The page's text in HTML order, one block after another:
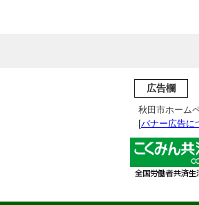
広告欄
秋田市ホーム
[バナー広告に